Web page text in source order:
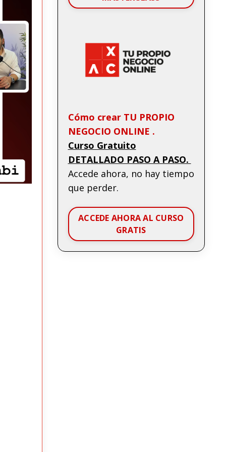
Cómo crear TU PROPIO
NEGOCIO ONLINE .
Curso Gratuito
DETALLADO PASO A PASO.
Accede ahora, no hay tiempo
que perder.
ACCEDE AHORA AL CURSO
GRATIS